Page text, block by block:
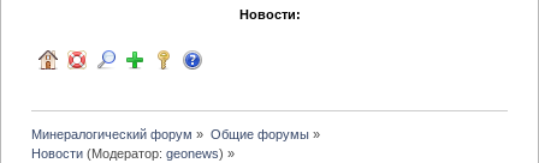
Новости:
Минералогический форум » Общие форумы»
Новости (Модератор:geonews) »